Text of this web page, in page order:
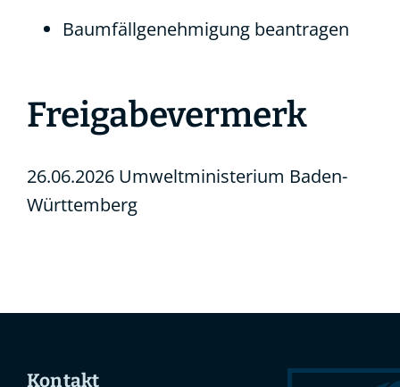
Baumfällgenehmigung beantragen
Freigabevermerk
26.06.2026 Umweltministerium Baden-
Württemberg
Kontakt